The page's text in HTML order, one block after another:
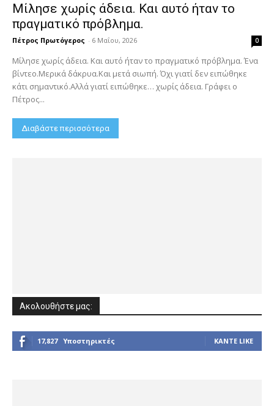
Μίλησε χωρίς άδεια. Και αυτό ήταν το
πραγματικό πρόβλημα.
Πέτρος Πρωτόγερος - 6 Μαΐου, 2026 0
Μίλησε χωρίς άδεια. Και αυτό ήταν το πραγματικό πρόβλημα. Ένα
βίντεο.Μερικά δάκρυα.Και μετά σιωπή. Όχι γιατί δεν ειπώθηκε
κάτι σημαντικό.Αλλά γιατί ειπώθηκε… χωρίς άδεια. Γράφει ο
Πέτρος...
Διαβάστε περισσότερα
Ακολουθήστε μας:
17,827 Υποστηρικτές ΚΆΝΤΕ LIKE